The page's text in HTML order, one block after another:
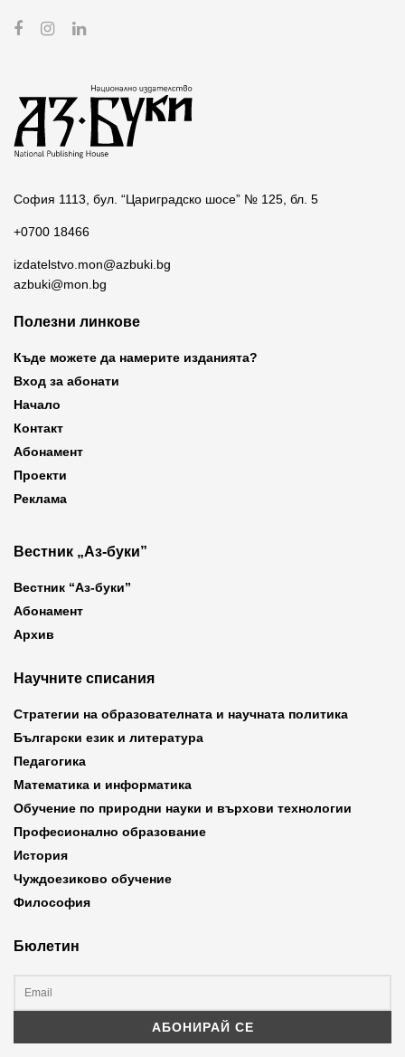
София 1113, бул. “Цариградско шосе” № 125, бл. 5
+0700 18466
izdatelstvo.mon@azbuki.bg
azbuki@mon.bg
Полезни линкове
Къде можете да намерите изданията?
Вход за абонати
Начало
Контакт
Абонамент
Проекти
Реклама
Вестник „Аз-буки”
Вестник “Аз-буки”
Абонамент
Архив
Научните списания
Стратегии на образователната и научната политика
Български език и литература
Педагогика
Математика и информатика
Обучение по природни науки и върхови технологии
Професионално образование
История
Чуждоезиково обучение
Философия
Бюлетин